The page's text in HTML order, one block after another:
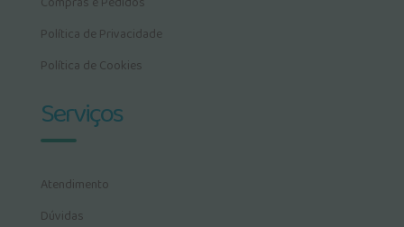
Política de Privacidade
Política de Cookies
Serviços
Atendimento
Dúvidas